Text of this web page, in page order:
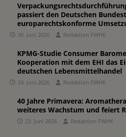
passiert den Deutschen
europarechtskonforme
30. Juni 2026 Redaktion FWHK
KPMG-Studie Consumer
Kooperation mit dem EHI das
deutschen Lebensmittelhandel
24. Juni 2026 Redaktion FWHK
40 Jahre Primavera:
weiteres Wachstum und feiert
23. Juni 2026 Redaktion FWHK